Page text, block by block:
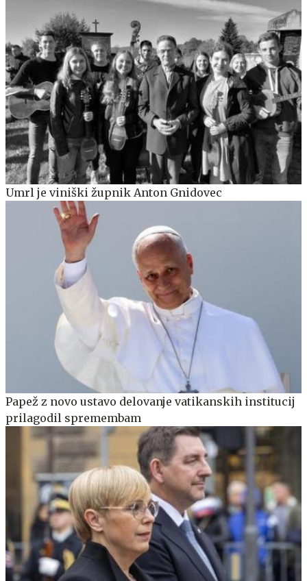
Umrl je viniški župnik Anton Gnidovec
Papež z novo ustavo delovanje vatikanskih institucij
prilagodil spremembam